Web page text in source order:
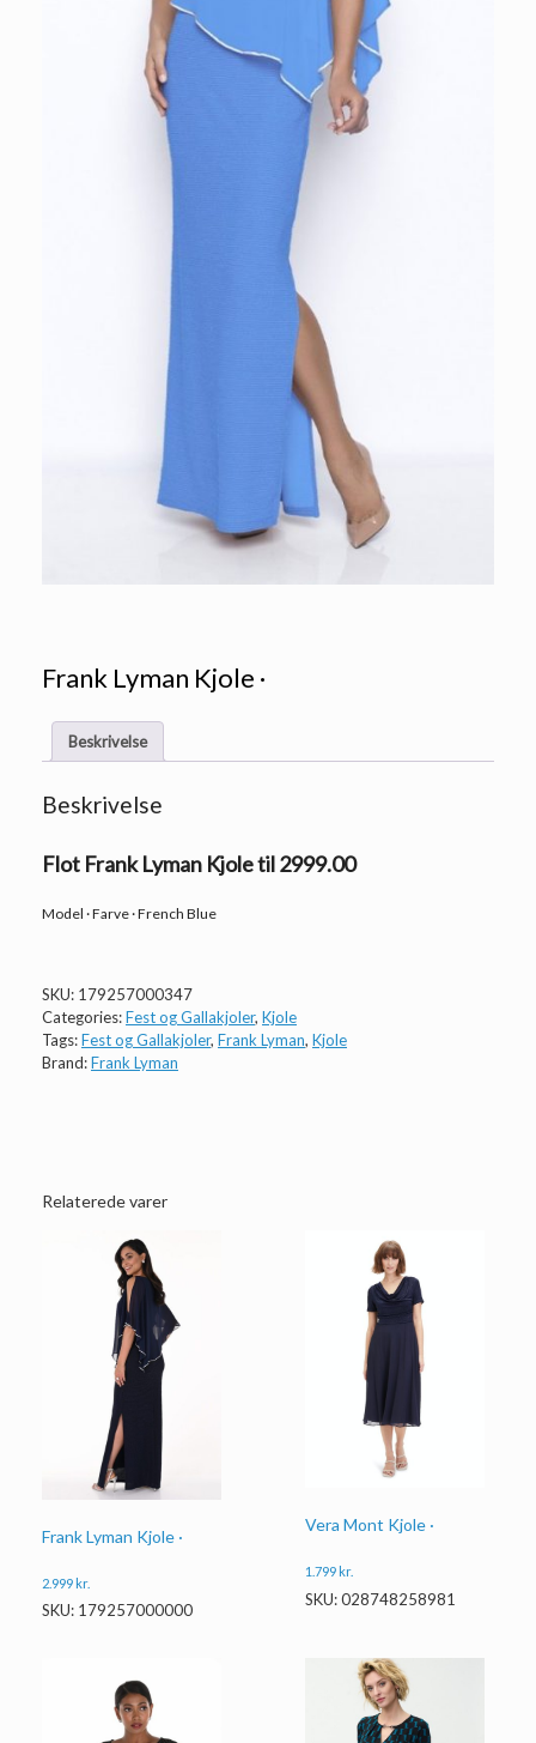
Frank Lyman Kjole ·
Beskrivelse
Beskrivelse
Flot Frank Lyman Kjole til 2999.00
Model · Farve · French Blue
SKU: 179257000347
Categories:Fest og Gallakjoler, Kjole
Tags:Fest og Gallakjoler, Frank Lyman, Kjole
Brand:Frank Lyman
Relaterede varer
Frank Lyman Kjole ·
2.999kr.
SKU: 179257000000
Vera Mont Kjole ·
1.799 kr.
SKU: 028748258981